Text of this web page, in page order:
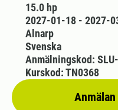
15.0 hp
2027-01-18 - 2027-
Alnarp
Svenska
Anmälningskod:
Kurskod: TN0368